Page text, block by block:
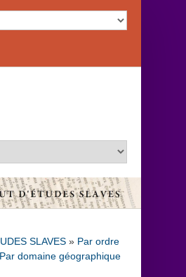
SLAVES » Par ordre
Par domaine géographique